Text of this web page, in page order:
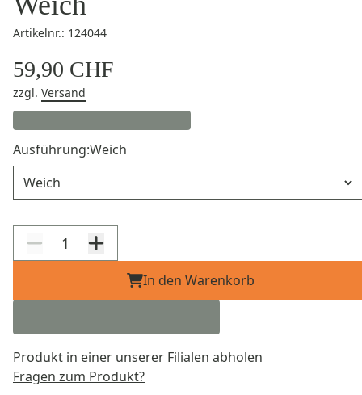
Artikelnr.: 124044
59,90 CHF
zzgl. Versand
Ausführung:Weich
In den Warenkorb
Produkt in einer unserer Filialen abholen
Fragen zum Produkt?